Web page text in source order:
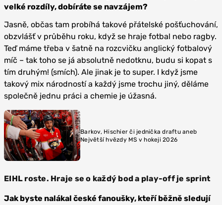
velké rozdíly, dobíráte se navzájem?
Jasně, občas tam probíhá takové přátelské pošťuchování,
obzvlášť v průběhu roku, když se hraje fotbal nebo ragby.
Teď máme třeba v šatně na rozcvičku anglický fotbalový
míč – tak toho se já absolutně nedotknu, budu si kopat s
tím druhým! (smích). Ale jinak je to super. I když jsme
takový mix národností a každý jsme trochu jiný, děláme
společně jednu práci a chemie je úžasná.
Barkov, Hischier či jednička draftu aneb
Největší hvězdy MS v hokeji 2026
EIHL roste. Hraje se o každý bod a play-off je sprint
Jak byste nalákal české fanoušky, kteří běžně sledují